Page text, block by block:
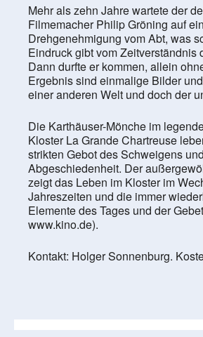
Mehr als zehn Jahre wartete der
Filmemacher Philip Gröning auf
Drehgenehmigung vom Abt, was
Eindruck gibt vom Zeitverständnis
Dann durfte er kommen, allein
Ergebnis sind einmalige Bilder
einer anderen Welt und doch der
Die Karthäuser-Mönche im
Kloster La Grande Chartreuse
strikten Gebot des Schweigens
Abgeschiedenheit. Der
zeigt das Leben im Kloster im
Jahreszeiten und die immer
Elemente des Tages und der
www.kino.de).
Kontakt: Holger Sonnenburg.